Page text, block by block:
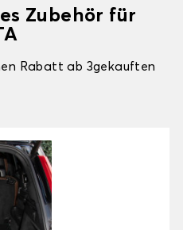
Zubehör für
Rabatt ab 3gekauften